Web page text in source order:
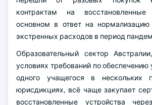
контрактам на
основном в ответ на
экстренных расходов в период
Образовательный сектор
условиях требований по обеспечению
одного учащегося в нескольких
юрисдикциях, всё чаще закупает
восстановленные устройства